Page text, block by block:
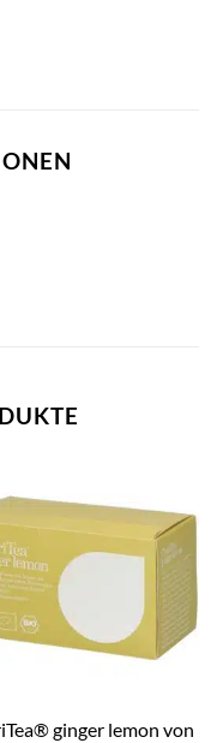
ginger lemon von